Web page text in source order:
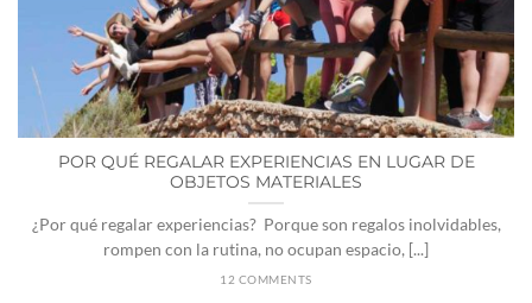
POR QUÉ REGALAR EXPERIENCIAS EN LUGAR DE
OBJETOS MATERIALES
¿Por qué regalar experiencias? Porque son regalos inolvidables,
rompen con la rutina, no ocupan espacio, [...]
12 COMMENTS